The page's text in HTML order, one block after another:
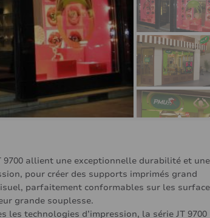
9700 allient une exceptionnelle durabilité et une
pour créer des supports imprimés grand
parfaitement conformables sur les
grande souplesse.
les technologies d’impression, la série JT 9700